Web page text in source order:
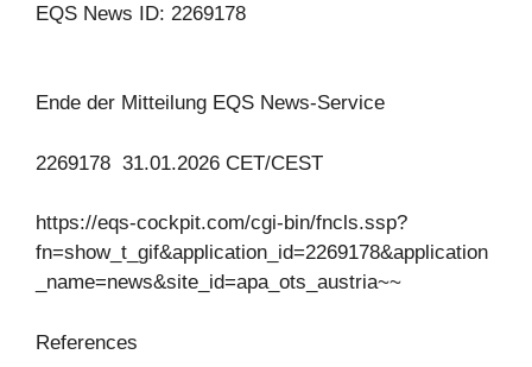
EQS News ID: 2269178
Ende der Mitteilung EQS News-Service
2269178 31.01.2026 CET/CEST
https://eqs-cockpit.com/cgi-bin/fncls.ssp?
fn=show_t_gif&application_id=2269178&application
_name=news&site_id=apa_ots_austria~~
References